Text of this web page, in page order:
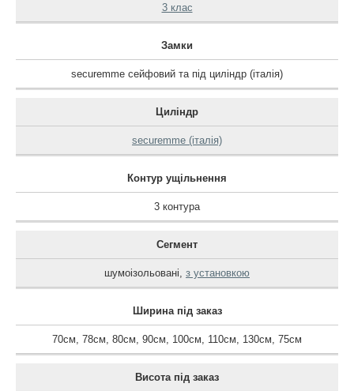
3 клас
Замки
securemme сейфовий та під циліндр (італія)
Циліндр
securemme (італія)
Контур ущільнення
3 контура
Сегмент
шумоізольовані з установкою
Ширина під заказ
70см 78см 80см 90см 100см 110см 130см 75см
Висота під заказ